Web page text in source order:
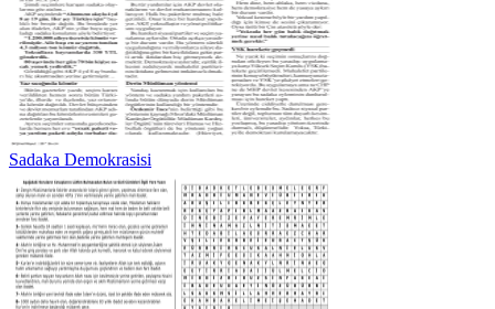
Sadaka Demokrasisi